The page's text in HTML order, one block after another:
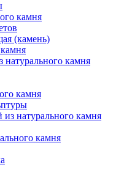
камня
(камень)
натурального камня
камня
натурального камня
камня